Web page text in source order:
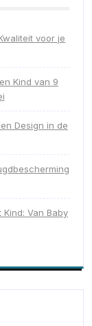
voor je
Kind van 9
Design in de
Van Baby